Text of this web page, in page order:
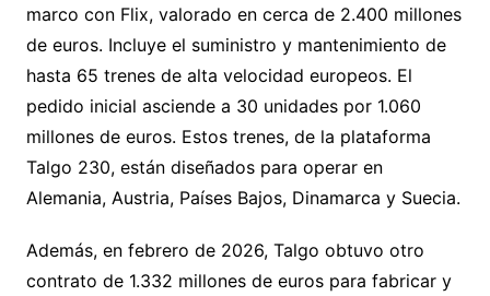
marco con Flix, valorado en cerca de 2.400 millones
de euros. Incluye el suministro y mantenimiento de
hasta 65 trenes de alta velocidad europeos. El
pedido inicial asciende a 30 unidades por 1.060
millones de euros. Estos trenes, de la plataforma
Talgo 230, están diseñados para operar en
Alemania, Austria, Países Bajos, Dinamarca y Suecia.
Además, en febrero de 2026, Talgo obtuvo otro
contrato de 1.332 millones de euros para fabricar y